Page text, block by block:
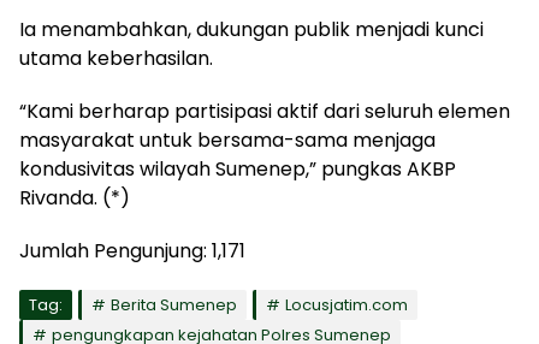
Ia menambahkan, dukungan publik menjadi kunci
utama keberhasilan.
“Kami berharap partisipasi aktif dari seluruh elemen
masyarakat untuk bersama-sama menjaga
kondusivitas wilayah Sumenep,” pungkas AKBP
Rivanda. (*)
Jumlah Pengunjung: 1,171
Tag: Berita Sumenep
Locusjatim.com
pengungkapan kejahatan Polres Sumenep